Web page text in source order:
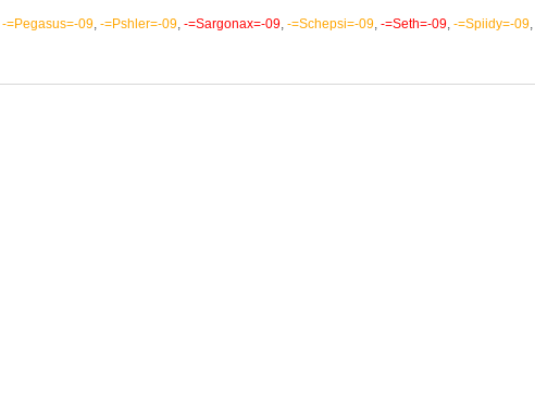
-=Pegasus=-09, -=Pshler=-09, -=Sargonax=-09, -=Schepsi=-09, -=Seth=-09, -=Spiidy=-09,